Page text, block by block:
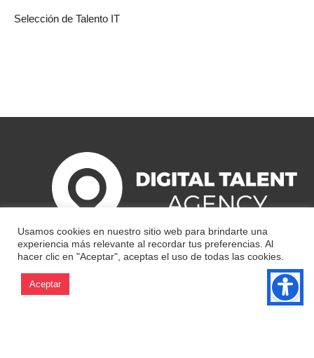
Selección de Talento IT
Política de Privacidad
Usamos cookies en nuestro sitio web para brindarte una
experiencia más relevante al recordar tus preferencias. Al
hacer clic en "Aceptar", aceptas el uso de todas las cookies.
Aceptar